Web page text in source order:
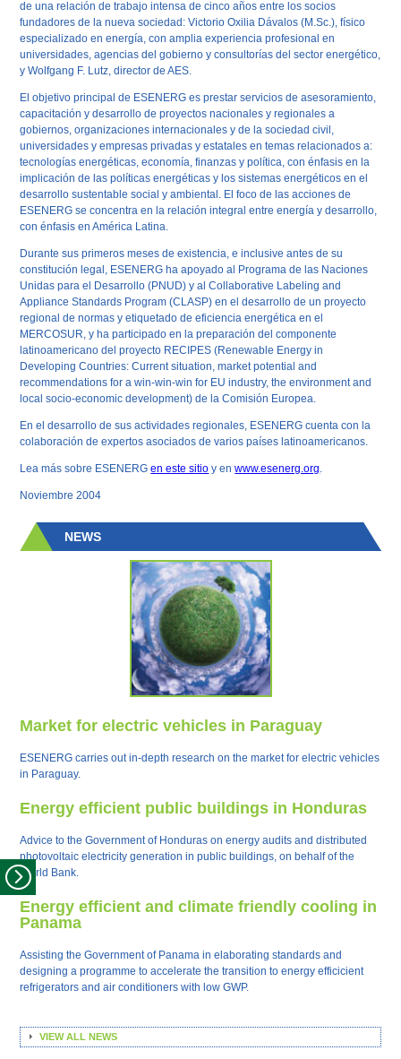
de una relación de trabajo intensa de cinco años entre los socios
fundadores de la nueva sociedad: Victorio Oxilia Dávalos (M.Sc.), físico
especializado en energía, con amplia experiencia profesional en
universidades, agencias del gobierno y consultorías del sector energético,
y Wolfgang F. Lutz, director de AES.
El objetivo principal de ESENERG es prestar servicios de asesoramiento,
capacitación y desarrollo de proyectos nacionales y regionales a
gobiernos, organizaciones internacionales y de la sociedad civil,
universidades y empresas privadas y estatales en temas relacionados a:
tecnologías energéticas, economía, finanzas y política, con énfasis en la
implicación de las políticas energéticas y los sistemas energéticos en el
desarrollo sustentable social y ambiental. El foco de las acciones de
ESENERG se concentra en la relación integral entre energía y desarrollo,
con énfasis en América Latina.
Durante sus primeros meses de existencia, e inclusive antes de su
constitución legal, ESENERG ha apoyado al Programa de las Naciones
Unidas para el Desarrollo (PNUD) y alCollaborative Labeling and
Appliance Standards Program (CLASP) en el desarrollo de un proyecto
regional de normas y etiquetado de eficiencia energética en el
MERCOSUR, y ha participado en la preparación del componente
latinoamericano del proyecto RECIPES (Renewable Energy in
Developing Countries: Current situation, market potential and
recommendations for a win-win-win for EU industry, the environment and
local socio-economic development) de la Comisión Europea.
En el desarrollo de sus actividades regionales, ESENERG cuenta con la
colaboración de expertos asociados de varios países latinoamericanos.
Lea más sobre ESENERGen este sitio y enwww.esenerg.org.
Noviembre 2004
NEWS
Market for electric vehicles in Paraguay
ESENERG carries out in-depth research on the market for electric vehicles
in Paraguay.
Energy efficient public buildings in Honduras
Advice to the Government of Honduras on energy audits and distributed
photovoltaic electricity generation in public buildings, on behalf of the
World Bank.
Energy efficient and climate friendly cooling in
Panama
Assisting the Government of Panama in elaborating standards and
designing a programme to accelerate the transition to energy efficicient
refrigerators and air conditioners with low GWP.
VIEW ALL NEWS